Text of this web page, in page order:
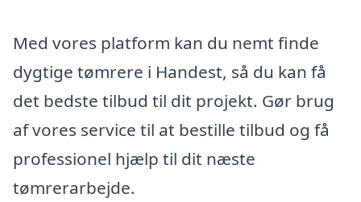
Med vores platform kan du nemt finde
dygtige tømrere i Handest, så du kan få
det bedste tilbud til dit projekt. Gør brug
af vores service til at bestille tilbud og få
professionel hjælp til dit næste
tømrerarbejde.